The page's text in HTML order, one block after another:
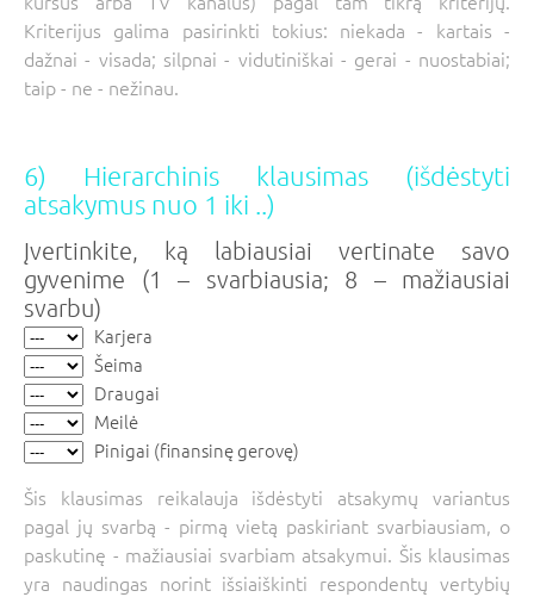
Kriterijus galima pasirinkti tokius: niekada - kartais -
dažnai - visada; silpnai - vidutiniškai - gerai - nuostabiai;
taip - ne - nežinau.
6) Hierarchinis klausimas (išdėstyti
atsakymus nuo 1 iki ..)
Įvertinkite, ką labiausiai vertinate savo
gyvenime (1 – svarbiausia; 8 – mažiausiai
svarbu)
Karjera
Šeima
Draugai
Meilė
Pinigai (finansinę gerovę)
Šis klausimas reikalauja išdėstyti atsakymų variantus
pagal jų svarbą - pirmą vietą paskiriant svarbiausiam, o
paskutinę - mažiausiai svarbiam atsakymui. Šis klausimas
yra naudingas norint išsiaiškinti respondentų vertybių